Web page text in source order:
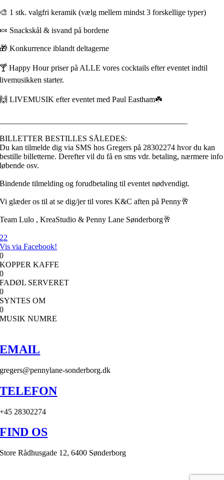
🎨 1 stk. valgfri keramik (vælg mellem mindst 3 forskellige typer)
🍬 Snackskål & isvand på bordene
🎁 Konkurrence iblandt deltagerne
🍸 Happy Hour priser på ALLE vores cocktails efter eventet indtil
livemusikken starter.
🙌 LIVEMUSIK efter eventet med Paul Eastham☘️
BILLETTER BESTILLES SÅLEDES:
Du kan tilmelde dig via SMS hos Gregers på 28302274 hvor du kan
bestille billetterne. Derefter vil du få en sms vdr. betaling, nærmere info
løbende osv.
Bindende tilmelding og forudbetaling til eventet nødvendigt.
Vi glæder os til at se dig/jer til vores K&C aften på Penny🥂
Team Lulo , KreaStudio & Penny Lane Sønderborg🥂
22
Vis via Facebook!
0
KOPPER KAFFE
0
FADØL SERVERET
0
SYNTES OM
0
MUSIK NUMRE
EMAIL
gregers@pennylane-sonderborg.dk
TELEFON
+45 28302274
FIND OS
Store Rådhusgade 12, 6400 Sønderborg